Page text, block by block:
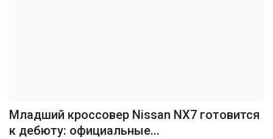
Младший кроссовер Nissan NX7 готовится
к дебюту: официальные...